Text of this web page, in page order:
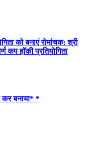
को बनाएं रोमांचक: श्री
कप हॉकी प्रतियोगिता
कर बनाया* *